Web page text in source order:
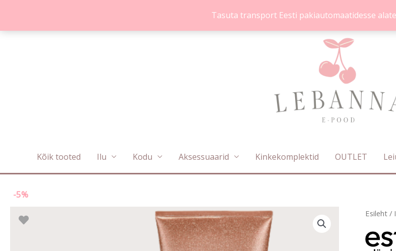
Tasuta transport Eesti pakiautomaatidesse
Kõik tooted Ilu Kodu Aksessuaarid Kinkekomplektid OUTLET
-5%
Esileht /
Bare